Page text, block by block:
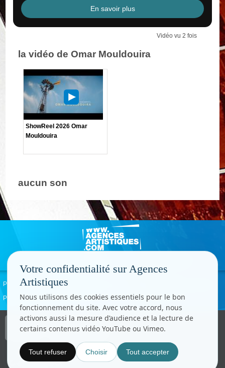
En savoir plus
Vidéo vu 2 fois
la vidéo de Omar Mouldouira
ShowReel 2026 Omar
Mouldouira
aucun son
Politique de confidentialité
Paramètres cookies
Copyright © CC.Comunication
Tous droits réservés
Votre confidentialité sur Agences
Artistiques
Nous utilisons des cookies essentiels pour le bon
fonctionnement du site. Avec votre accord, nous
activons aussi la mesure d’audience et la lecture de
certains contenus vidéo YouTube ou Vimeo.
Tout refuser Choisir Tout accepter